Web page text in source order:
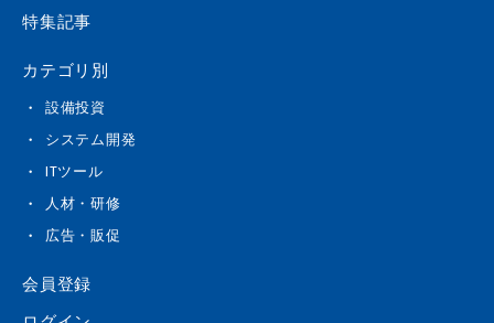
特集記事
カテゴリ別
設備投資
システム開発
ITツール
人材・研修
広告・販促
会員登録